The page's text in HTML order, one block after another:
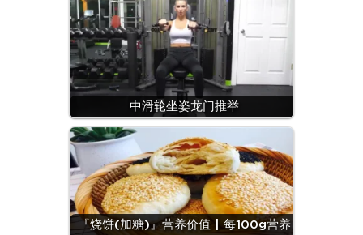
中滑轮坐姿龙门推举
『烧饼(加糖)』营养价值 | 每100g营养